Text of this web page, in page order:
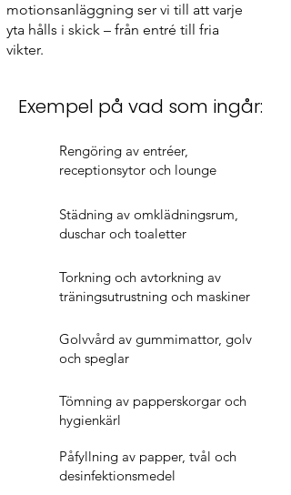
motionsanläggning ser vi till att varje
yta hålls i skick – från entré till fria
vikter.
Exempel på vad som ingår:​​​​
Rengöring av entréer,
receptionsytor och lounge
Städning av omklädningsrum,
duschar och toaletter
Torkning och avtorkning av
träningsutrustning och maskiner
Golvvård av gummimattor, golv
och speglar
Tömning av papperskorgar och
hygienkärl
Påfyllning av papper, tvål och
desinfektionsmedel